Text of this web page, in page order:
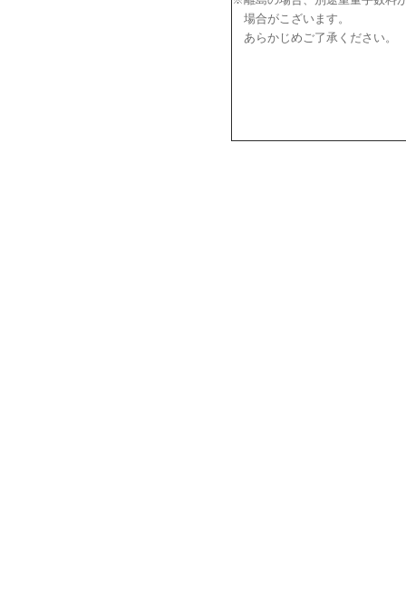
場合がこざいます。
あらかじめご了承ください。